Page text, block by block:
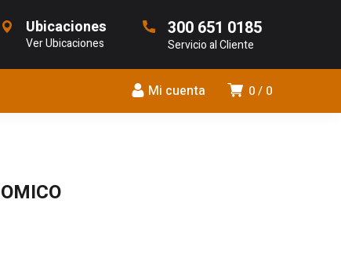
Ubicaciones
Ver Ubicaciones
300 651 0185
Servicio al Cliente
0 0
Mi cuenta